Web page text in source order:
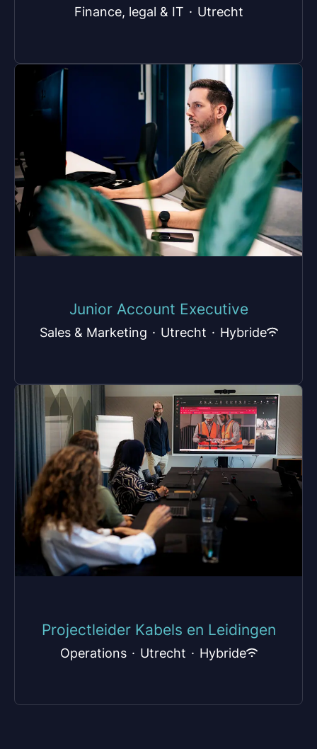
Finance, legal & IT · Utrecht
Junior Account Executive
Sales & Marketing · Utrecht · Hybride
Projectleider Kabels en Leidingen
Operations · Utrecht · Hybride